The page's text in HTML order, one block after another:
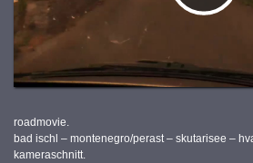
roadmovie.
bad ischl – montenegro/perast – skutarisee –
kameraschnitt.